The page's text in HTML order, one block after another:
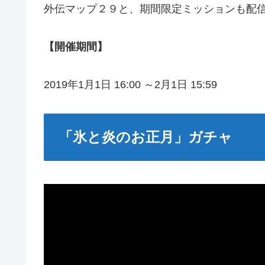
外伝マップ２９と、期間限定ミッションも配
【開催期間】
2019年1月1日 16:00 ～2月1日 15:59
「氷と炎のお正月」ガチャ